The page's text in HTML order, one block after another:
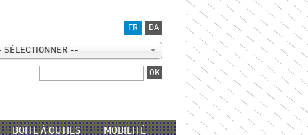
FR DA
SÉLECTIONNER --
BOÎTE À OUTILS MOBILITÉ